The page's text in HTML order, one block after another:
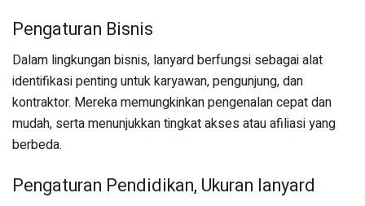
Pengaturan Bisnis
Dalam lingkungan bisnis, lanyard berfungsi sebagai alat
identifikasi penting untuk karyawan, pengunjung, dan
kontraktor. Mereka memungkinkan pengenalan cepat dan
mudah, serta menunjukkan tingkat akses atau afiliasi yang
berbeda.
Pengaturan Pendidikan, Ukuran lanyard